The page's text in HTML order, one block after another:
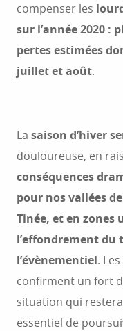
compenser les
sur l’année 2020 :
pertes estimées
juillet et août.
La saison d’hiver
douloureuse, en
conséquences
pour nos vallées
Tinée, et en
l’effondrement du
l’évènementiel.
confirment un fort
situation qui
essentiel de